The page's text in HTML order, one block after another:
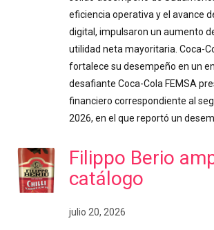
eficiencia operativa y el avance
digital, impulsaron un aumento
utilidad neta mayoritaria. Coca-
fortalece su desempeño en un
desafiante Coca-Cola FEMSA
financiero correspondiente al
2026, en el que reportó un
Filippo Berio
catálogo
julio 20, 2026